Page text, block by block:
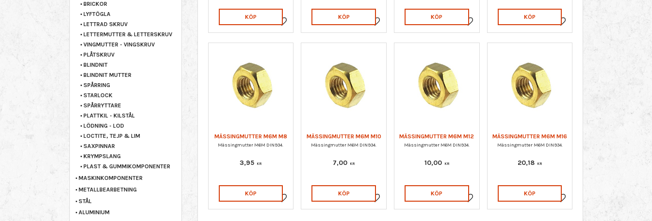
Lägg till i favoriter
KÖP
Lägg till i favoriter
KÖP
Lägg till i favoriter
KÖP
Lägg till i favoriter
KÖP
MÄSSINGMUTTER M6M M8
Mässingmutter M6M DIN934.
3,95 KR
Lägg till i favoriter
KÖP
MÄSSINGMUTTER M6M M10
Mässingmutter M6M DIN934.
7,00 KR
Lägg till i favoriter
KÖP
MÄSSINGMUTTER M6M M12
Mässingmutter M6M DIN934.
10,00 KR
Lägg till i favoriter
KÖP
MÄSSINGMUTTER M6M M16
Mässingmutter M6M DIN934.
20,18 KR
Lägg till i favoriter
KÖP
BRICKOR
LYFTÖGLA
LETTRAD SKRUV
LETTERMUTTER & LETTERSKRUV
VINGMUTTER - VINGSKRUV
PLÅTSKRUV
BLINDNIT
BLINDNIT MUTTER
SPÅRRING
STARLOCK
SPÅRRYTTARE
PLATTKIL - KILSTÅL
LÖDNING - LOD
LOCTITE, TEJP & LIM
SAXPINNAR
KRYMPSLANG
PLAST & GUMMIKOMPONENTER
MASKINKOMPONENTER
METALLBEARBETNING
STÅL
ALUMINIUM